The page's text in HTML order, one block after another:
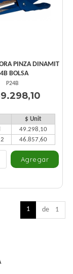
PINZA DINAMIT
BOLSA
P24B
$ Unit
49.298,10
46.857,60
1 de 1